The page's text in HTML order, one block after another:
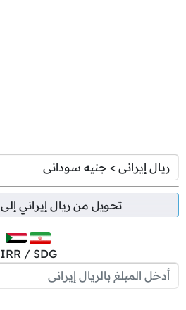
تحويل منريال إيراني إلى
IRR / SDG